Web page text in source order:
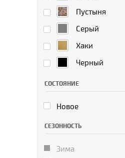
Пустыня
Серый
Хаки
Черный
СОСТОЯНИЕ
Новое
СЕЗОННОСТЬ
Зима